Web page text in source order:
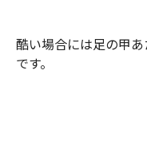
酷い場合には足の甲
です。